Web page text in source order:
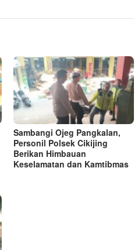
Sambangi Ojeg Pangkalan,
Personil Polsek Cikijing
Berikan Himbauan
Keselamatan dan Kamtibmas